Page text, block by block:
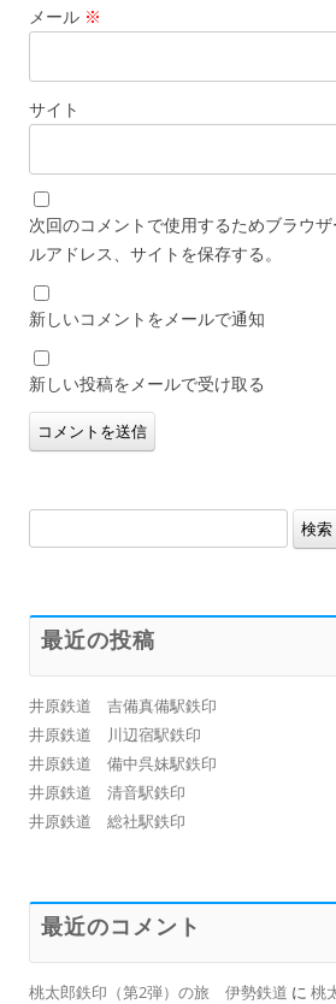
メール ※
サイト
次回のコメントで使用するためブラウ
ルアドレス、サイトを保存する。
新しいコメントをメールで通知
新しい投稿をメールで受け取る
索:
最近の投稿
井原鉄道 吉備真備駅鉄印
井原鉄道 川辺宿駅鉄印
井原鉄道 備中呉妹駅鉄印
井原鉄道 清音駅鉄印
井原鉄道 総社駅鉄印
最近のコメント
桃太郎鉄印（第2弾）の旅 伊勢鉄道 に 桃